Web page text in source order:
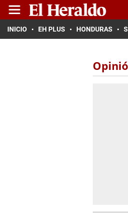
INICIO EH PLUS HONDURAS